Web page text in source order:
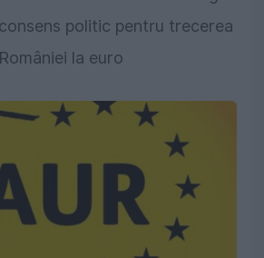
politic pentru trecerea
României la euro